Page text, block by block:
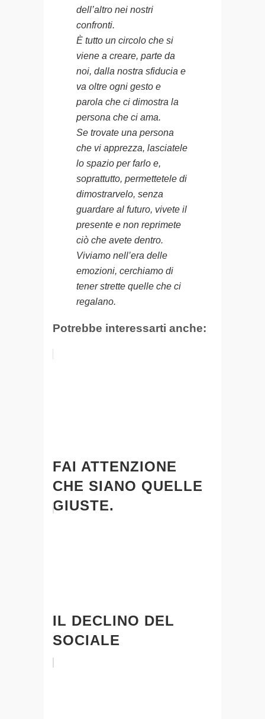
dell’altro nei nostri
confronti.
È tutto un circolo che si
viene a creare, parte da
noi, dalla nostra sfiducia e
va oltre ogni gesto e
parola che ci dimostra la
persona che ci ama.
Se trovate una persona
che vi apprezza, lasciatele
lo spazio per farlo e,
soprattutto, permettetele di
dimostrarvelo, senza
guardare al futuro, vivete il
presente e non reprimete
ciò che avete dentro.
Viviamo nell’era delle
emozioni, cerchiamo di
tener strette quelle che ci
regalano.
Potrebbe interessarti anche:
FAI ATTENZIONE
CHE SIANO QUELLE
GIUSTE.
IL DECLINO DEL
SOCIALE